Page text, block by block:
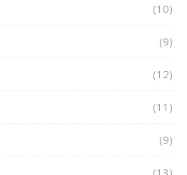
(10)
(9)
(12)
(11)
(9)